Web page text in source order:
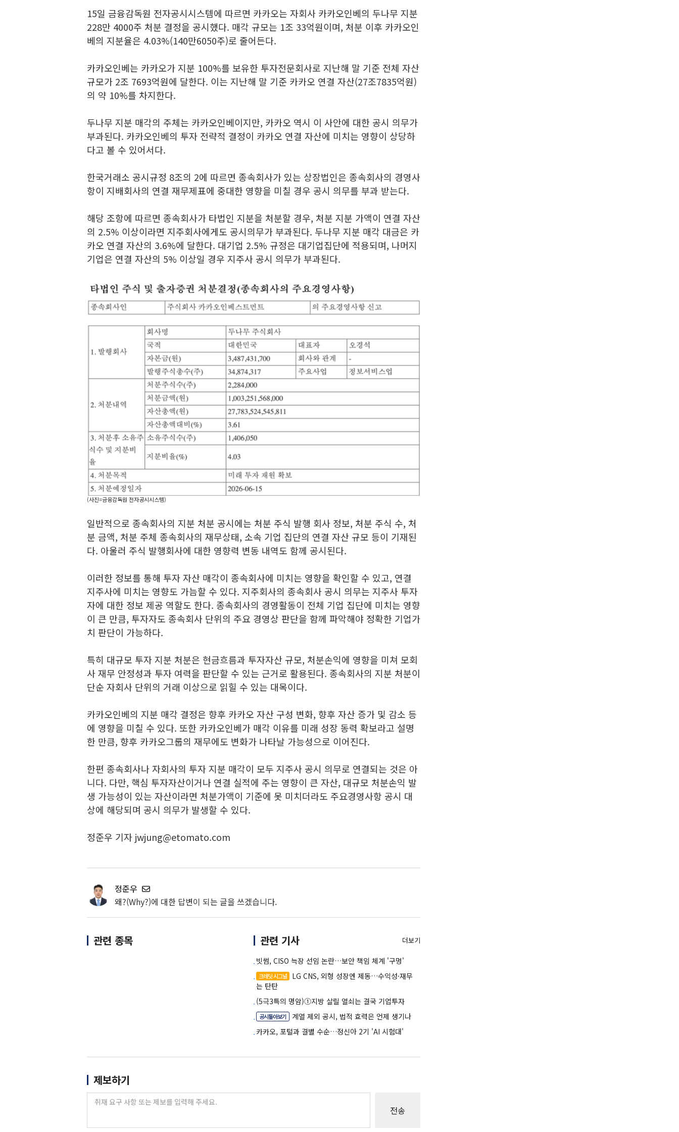
15일 금융감독원 전자공시시스템에 따르면 카카오는 자회사 카카오인베의 두나무 지분
228만 4000주 처분 결정을 공시했다. 매각 규모는 1조 33억원이며, 처분 이후 카카오인
베의 지분율은 4.03%(140만6050주)로 줄어든다.
카카오인베는 카카오가 지분 100%를 보유한 투자전문회사로 지난해 말 기준 전체 자산
규모가 2조 7693억원에 달한다. 이는 지난해 말 기준 카카오 연결 자산(27조7835억원)
의 약 10%를 차지한다.
두나무 지분 매각의 주체는 카카오인베이지만, 카카오 역시 이 사안에 대한 공시 의무가
부과된다. 카카오인베의 투자 전략적 결정이 카카오 연결 자산에 미치는 영향이 상당하
다고 볼 수 있어서다.
한국거래소 공시규정 8조의 2에 따르면 종속회사가 있는 상장법인은 종속회사의 경영사
항이 지배회사의 연결 재무제표에 중대한 영향을 미칠 경우 공시 의무를 부과 받는다.
해당 조항에 따르면 종속회사가 타법인 지분을 처분할 경우, 처분 지분 가액이 연결 자산
의 2.5% 이상이라면 지주회사에게도 공시의무가 부과된다. 두나무 지분 매각 대금은 카
카오 연결 자산의 3.6%에 달한다. 대기업 2.5% 규정은 대기업집단에 적용되며, 나머지
기업은 연결 자산의 5% 이상일 경우 지주사 공시 의무가 부과된다.
(사진=금융감독원 전자공시시스템)
일반적으로 종속회사의 지분 처분 공시에는 처분 주식 발행 회사 정보, 처분 주식 수, 처
분 금액, 처분 주체 종속회사의 재무상태, 소속 기업 집단의 연결 자산 규모 등이 기재된
다. 아울러 주식 발행회사에 대한 영향력 변동 내역도 함께 공시된다.
이러한 정보를 통해 투자 자산 매각이 종속회사에 미치는 영향을 확인할 수 있고, 연결
지주사에 미치는 영향도 가늠할 수 있다. 지주회사의 종속회사 공시 의무는 지주사 투자
자에 대한 정보 제공 역할도 한다. 종속회사의 경영활동이 전체 기업 집단에 미치는 영향
이 큰 만큼, 투자자도 종속회사 단위의 주요 경영상 판단을 함께 파악해야 정확한 기업가
치 판단이 가능하다.
특히 대규모 투자 지분 처분은 현금흐름과 투자자산 규모, 처분손익에 영향을 미쳐 모회
사 재무 안정성과 투자 여력을 판단할 수 있는 근거로 활용된다. 종속회사의 지분 처분이
단순 자회사 단위의 거래 이상으로 읽힐 수 있는 대목이다.
카카오인베의 지분 매각 결정은 향후 카카오 자산 구성 변화, 향후 자산 증가 및 감소 등
에 영향을 미칠 수 있다. 또한 카카오인베가 매각 이유를 미래 성장 동력 확보라고 설명
한 만큼, 향후 카카오그룹의 재무에도 변화가 나타날 가능성으로 이어진다.
한편 종속회사나 자회사의 투자 지분 매각이 모두 지주사 공시 의무로 연결되는 것은 아
니다. 다만, 핵심 투자자산이거나 연결 실적에 주는 영향이 큰 자산, 대규모 처분손익 발
생 가능성이 있는 자산이라면 처분가액이 기준에 못 미치더라도 주요경영사항 공시 대
상에 해당되며 공시 의무가 발생할 수 있다.
정준우 기자 jwjung@etomato.com
정준우
왜?(Why?)에 대한 답변이 되는 글을 쓰겠습니다.
관련 종목 관련 기사 더보기
빗썸, CISO 늑장 선임 논란…보안 책임 체계 '구멍'
크레딧 시그널
LG CNS, 외형 성장엔 제동…수익성·재무
는 탄탄
(5극3특의 명암)①지방 살릴 열쇠는 결국 기업투자
공시톺아보기
계열 제외 공시, 법적 효력은 언제 생기나
카카오, 포털과 결별 수순…정신아 2기 'AI 시험대'
제보하기